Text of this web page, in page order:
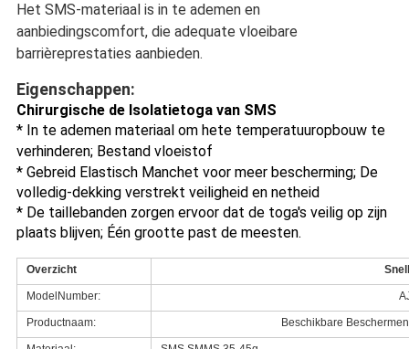
Het SMS-materiaal is in te ademen en
aanbiedingscomfort, die adequate vloeibare
barrièreprestaties aanbieden.
Eigenschappen:
Chirurgische de Isolatietoga van SMS
* In te ademen materiaal om hete temperatuuropbouw te
verhinderen; Bestand vloeistof
* Gebreid Elastisch Manchet voor meer bescherming; De
volledig-dekking verstrekt veiligheid en netheid
* De taillebanden zorgen ervoor dat de toga's veilig op zijn
plaats blijven; Één grootte past de meesten.
Overzicht
ModelNumber:
Productnaam: Beschikbare